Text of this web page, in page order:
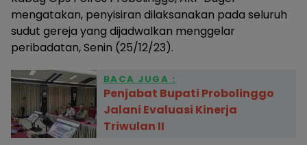
mengatakan, penyisiran dilaksanakan pada seluruh
sudut gereja yang dijadwalkan menggelar
peribadatan, Senin (25/12/23).
BACA JUGA :
Penjabat Bupati Probolinggo
Jalani Evaluasi Kinerja
Triwulan II